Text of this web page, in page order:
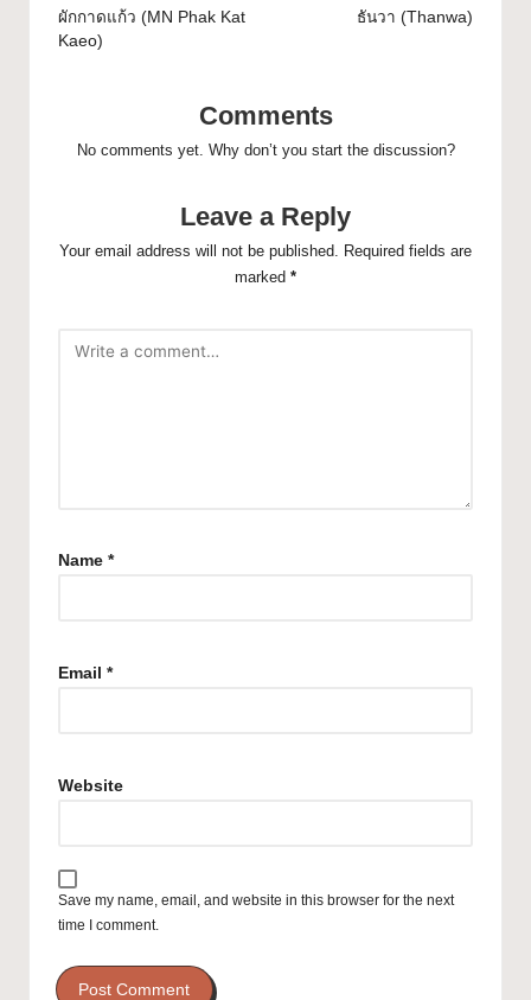
ผักกาดแก้ว (MN Phak Kat
Kaeo)
ธันวา (Thanwa)
Comments
No comments yet. Why don’t you start the discussion?
Leave a Reply
Your email address will not be published. Required fields are
marked *
Name *
Email *
Website
Save my name, email, and website in this browser for the next
time I comment.